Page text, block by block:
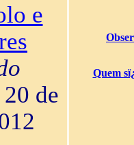
e
20 de
Quem